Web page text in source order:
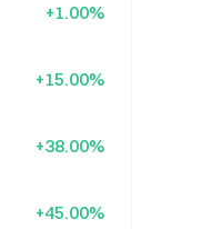
+1.00%
+15.00%
+38.00%
+45.00%